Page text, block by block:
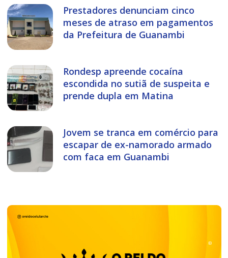
Prestadores denunciam cinco
meses de atraso em pagamentos
da Prefeitura de Guanambi
Rondesp apreende cocaína
escondida no sutiã de suspeita e
prende dupla em Matina
Jovem se tranca em comércio para
escapar de ex-namorado armado
com faca em Guanambi